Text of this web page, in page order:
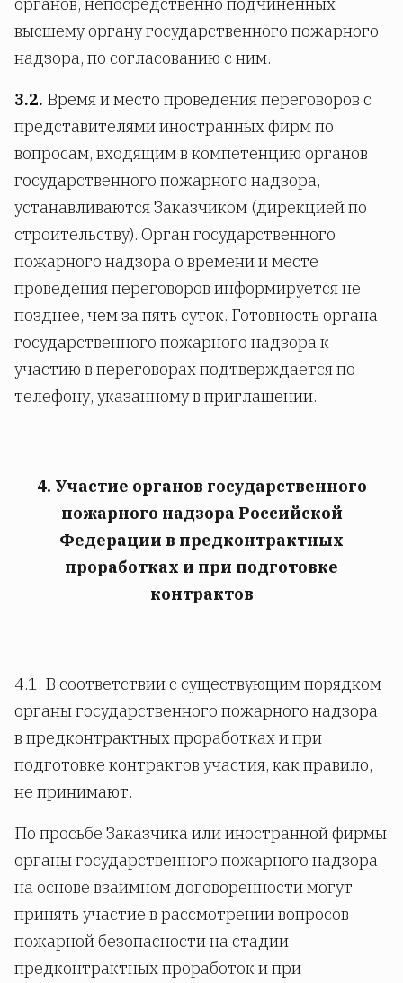
высшему органу государственного пожарного
надзора, по согласованию с ним.
3.2. Время и место проведения переговоров с
представителями иностранных фирм по
вопросам, входящим в компетенцию органов
государственного пожарного надзора,
устанавливаются Заказчиком (дирекцией по
строительству). Орган государственного
пожарного надзора о времени и месте
проведения переговоров информируется не
позднее, чем за пять суток. Готовность органа
государственного пожарного надзора к
участию в переговорах подтверждается по
телефону, указанному в приглашении.
4. Участие органов государственного
пожарного надзора Российской
Федерации в предконтрактных
проработках и при подготовке
контрактов
4.1. В соответствии с существующим порядком
органы государственного пожарного надзора
в предконтрактных проработках и при
подготовке контрактов участия, как правило,
не принимают.
По просьбе Заказчика или иностранной фирмы
органы государственного пожарного надзора
на основе взаимном договоренности могут
принять участие в рассмотрении вопросов
пожарной безопасности на стадии
предконтрактных проработок и при